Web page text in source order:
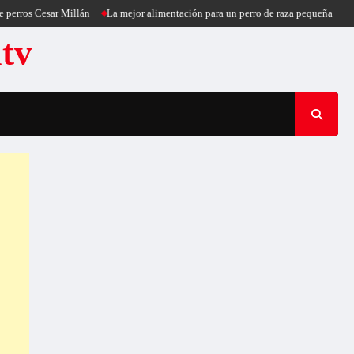
Millán La mejor alimentación para un perro de raza pequeña